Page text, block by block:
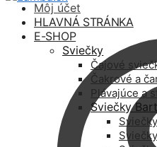
Môj účet
HLAVNÁ STRÁNKA
E-SHOP
Sviečky
Čajové
Čakrové a
Plávajúce a
Sviečky